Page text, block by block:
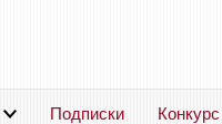
Подписки